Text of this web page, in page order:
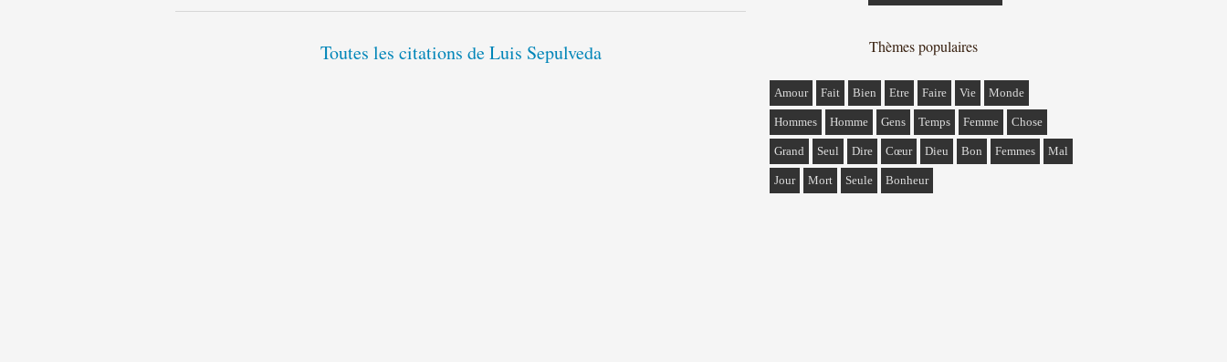
Toutes les citations de Luis Sepulveda Thèmes populaires
Amour Fait Bien Etre Faire Vie Monde
Hommes Homme Gens Temps Femme Chose
Grand Seul Dire Cœur Dieu Bon Femmes Mal
Jour Mort Seule Bonheur